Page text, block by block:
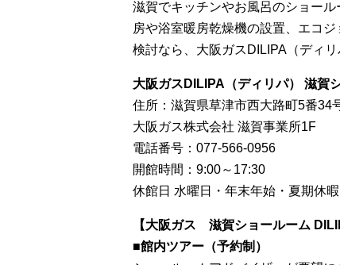
滋賀でキッチンやお風呂のショー
房や浴室暖房乾燥機の設置、エコ
検討なら、大阪ガスDILIPA（ディ
大阪ガスDILIPA（ディリパ） 滋賀
住所：滋賀県草津市西大路町5番34
大阪ガス株式会社 滋賀事業所1F
電話番号：077-566-0956
開館時間：9:00～17:30
休館日 水曜日・年末年始・夏期休暇
【大阪ガス 滋賀ショールーム
■館内ツアー（予約制）